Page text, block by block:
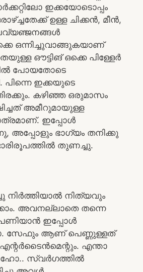
ഇക്കയോടൊപ്പം
ഉള്ള ചിക്കൻ, മീൻ,
ഒന്നിച്ചുവാങ്ങുകയാണ്
ഔട്ടിങ് ഒക്കെ പിള്ളേർ
പോയതോടെ
പിന്നെ ഇക്കയുടെ
കഴിഞ്ഞ ഒരുമാസം
അമീറുമായുള്ള
ഇപ്പോൾ
അപ്പോളും ഭാഗ്യം തനിക്കു
തുണച്ചു.
നിർത്തിയാൽ നിത്യവും
അവനല്ലാതെ തന്നെ
ഇപ്പോൾ
സേഫും ആണ് പെണ്ണുള്ളത്
എന്താ
സ്വർഗത്തിൽ